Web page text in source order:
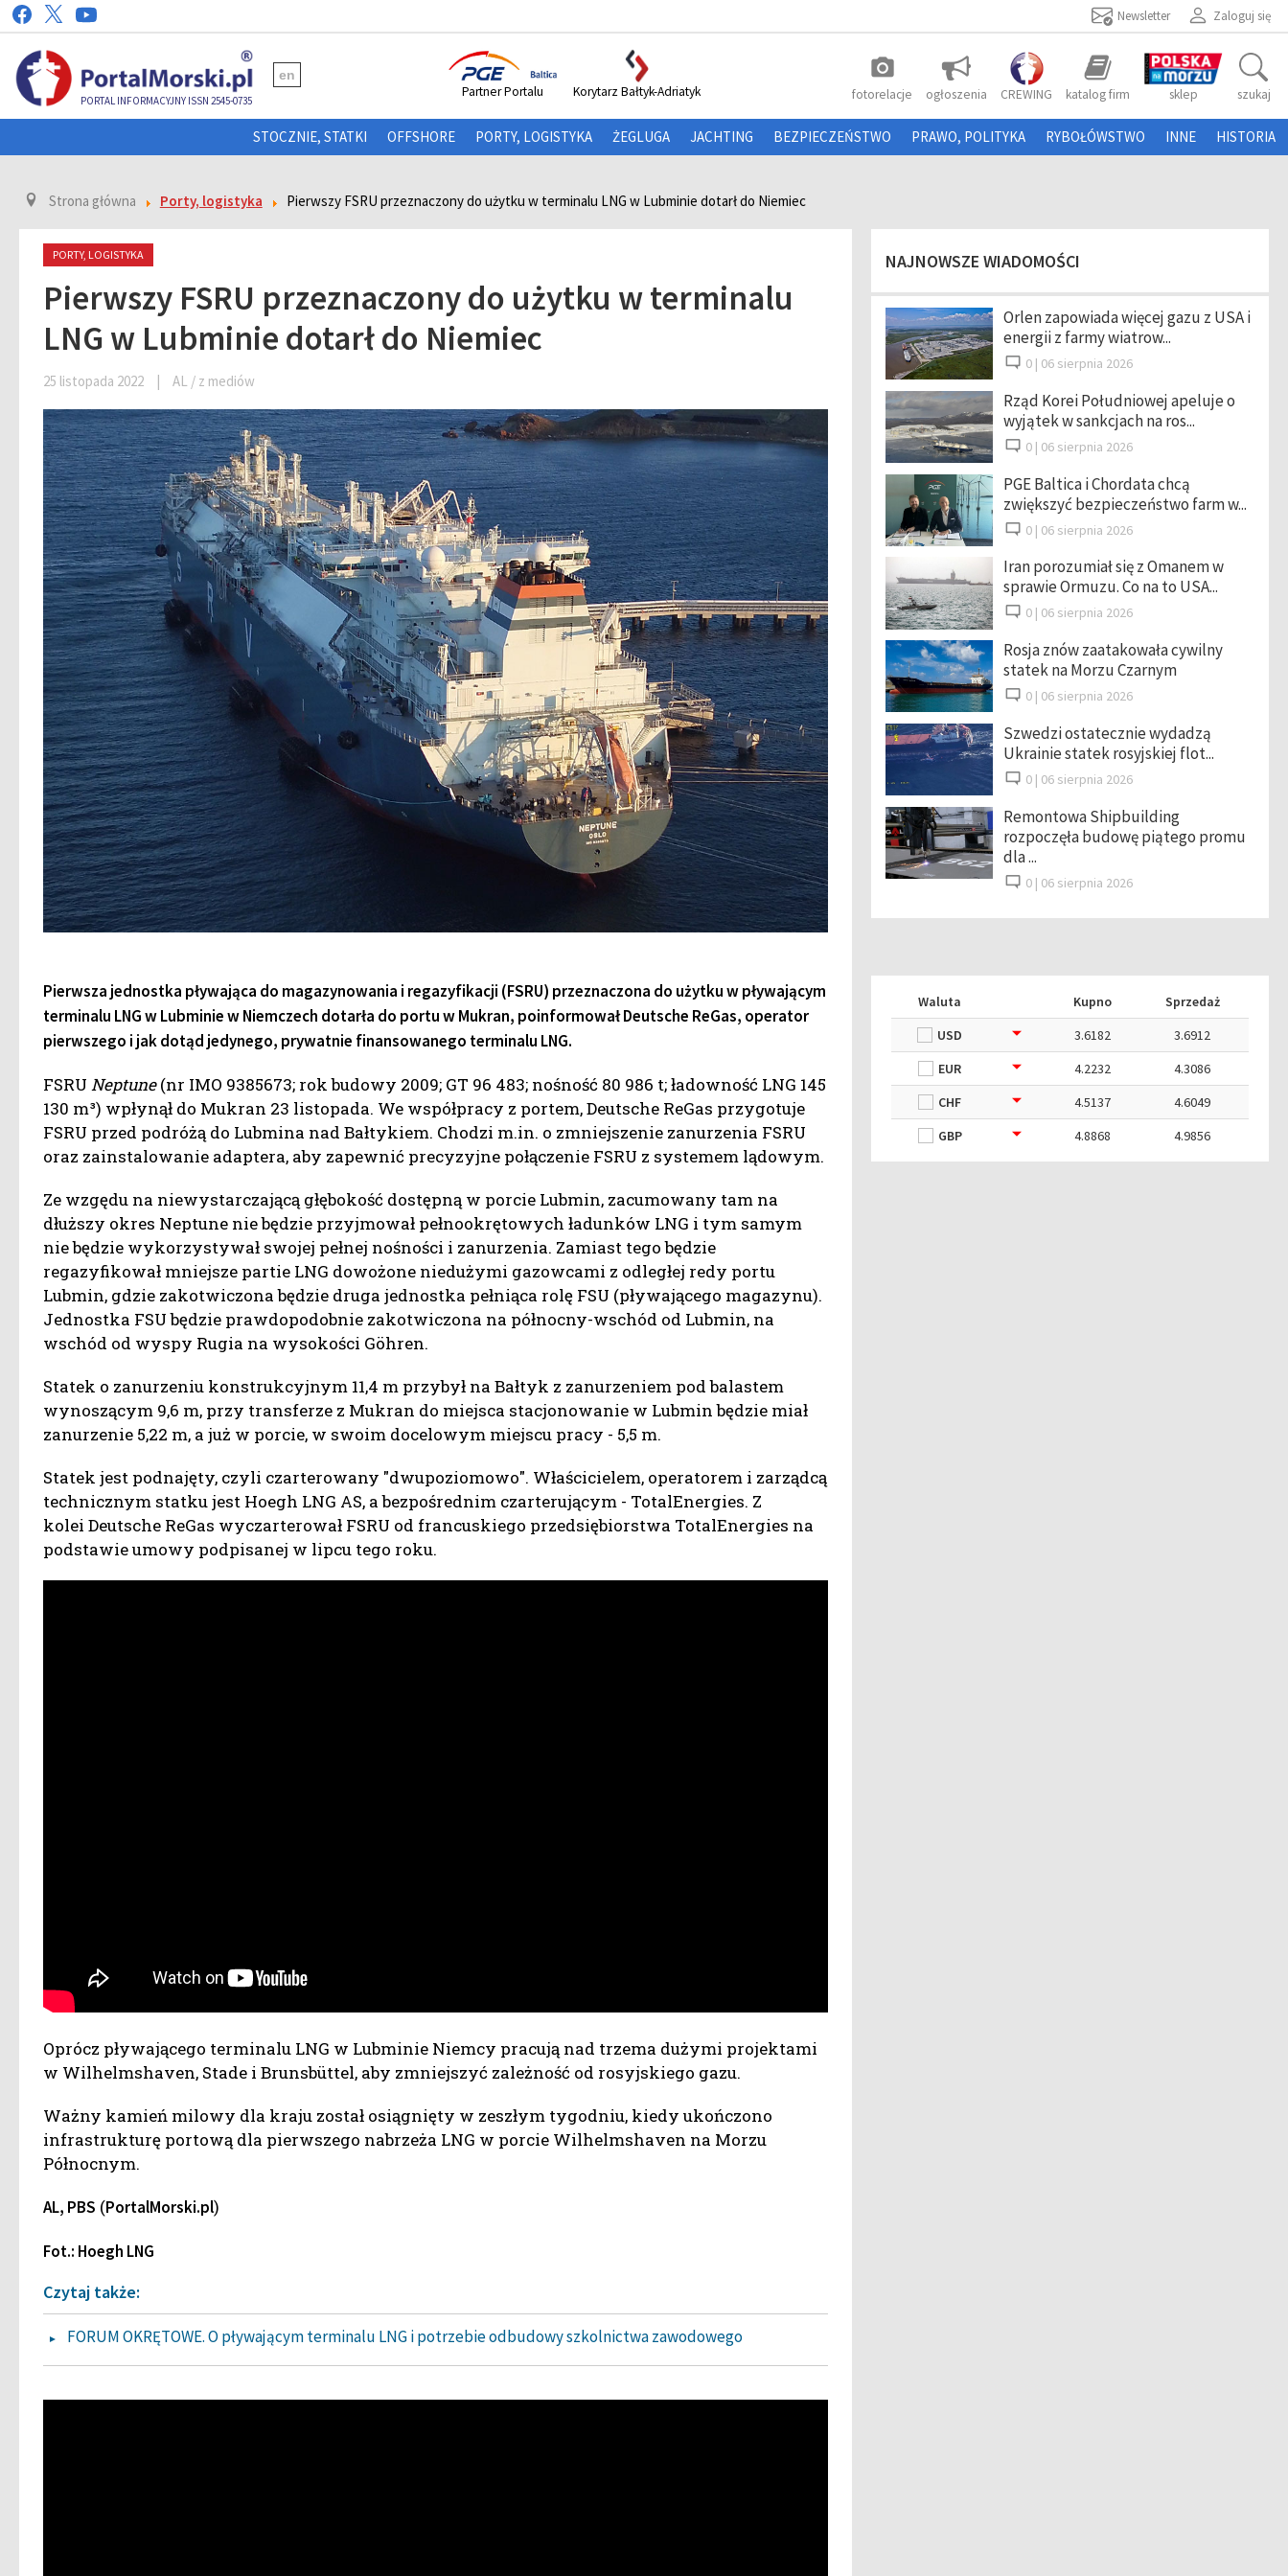
Zaloguj się
Newsletter
PORTAL INFORMACYJNY ISSN 2545-0735
en photo_camera
fotorelacje ogłoszenia CREWING katalog firm sklep szukaj
Partner Portalu Korytarz Bałtyk-Adriatyk
STOCZNIE, STATKI OFFSHORE PORTY, LOGISTYKA ŻEGLUGA JACHTING BEZPIECZEŃSTWO PRAWO, POLITYKA RYBOŁÓWSTWO INNE HISTORIA
Strona główna Porty, logistyka Pierwszy FSRU przeznaczony do użytku w terminalu LNG w Lubminie dotarł do Niemiec
PORTY, LOGISTYKA
Pierwszy FSRU przeznaczony do użytku w terminalu
LNG w Lubminie dotarł do Niemiec
25 listopada 2022 | AL / z mediów
Pierwsza jednostka pływająca do magazynowania i regazyfikacji (FSRU) przeznaczona do użytku w pływającym
terminalu LNG w Lubminie w Niemczech dotarła do portu w Mukran, poinformował Deutsche ReGas, operator
pierwszego i jak dotąd jedynego, prywatnie finansowanego terminalu LNG.
FSRU Neptune(nr IMO 9385673; rok budowy 2009; GT 96 483; nośność 80 986 t; ładowność LNG 145
130 m³) wpłynął do Mukran 23 listopada. We współpracy z portem, Deutsche ReGas przygotuje
FSRU przed podróżą do Lubmina nad Bałtykiem. Chodzi m.in. o zmniejszenie zanurzenia FSRU
oraz zainstalowanie adaptera, aby zapewnić precyzyjne połączenie FSRU z systemem lądowym.
Ze wzgędu na niewystarczającą głębokość dostępną w porcie Lubmin, zacumowany tam na
dłuższy okres Neptune nie będzie przyjmował pełnookrętowych ładunków LNG i tym samym
nie będzie wykorzystywał swojej pełnej nośności i zanurzenia. Zamiast tego będzie
regazyfikował mniejsze partie LNG dowożone niedużymi gazowcami z odległej redy portu
Lubmin, gdzie zakotwiczona będzie druga jednostka pełniąca rolę FSU (pływającego magazynu).
Jednostka FSU będzie prawdopodobnie zakotwiczona na północny-wschód od Lubmin, na
wschód od wyspy Rugia na wysokości Göhren.
Statek o zanurzeniu konstrukcyjnym 11,4 m przybył na Bałtyk z zanurzeniem pod balastem
wynoszącym 9,6 m, przy transferze z Mukran do miejsca stacjonowanie w Lubmin będzie miał
zanurzenie 5,22 m, a już w porcie, w swoim docelowym miejscu pracy - 5,5 m.
Statek jest podnajęty, czyli czarterowany "dwupoziomowo". Właścicielem, operatorem i zarządcą
technicznym statku jest Hoegh LNG AS, a bezpośrednim czarterującym - TotalEnergies. Z
kolei Deutsche ReGas wyczarterował FSRU od francuskiego przedsiębiorstwa TotalEnergies na
podstawie umowy podpisanej w lipcu tego roku.
Oprócz pływającego terminalu LNG w Lubminie Niemcy pracują nad trzema dużymi projektami
w Wilhelmshaven, Stade i Brunsbüttel, aby zmniejszyć zależność od rosyjskiego gazu.
Ważny kamień milowy dla kraju został osiągnięty w zeszłym tygodniu, kiedy ukończono
infrastrukturę portową dla pierwszego nabrzeża LNG w porcie Wilhelmshaven na Morzu
Północnym.
AL, PBS (PortalMorski.pl)
Fot.: Hoegh LNG
Czytaj także:
FORUM OKRĘTOWE. O pływającym terminalu LNG i potrzebie odbudowy szkolnictwa zawodowego
NAJNOWSZE WIADOMOŚCI
Orlen zapowiada więcej gazu z USA i
energii z farmy wiatrow...
0 | 06 sierpnia 2026
Rząd Korei Południowej apeluje o
wyjątek w sankcjach na ros...
0 | 06 sierpnia 2026
PGE Baltica i Chordata chcą
zwiększyć bezpieczeństwo farm w...
0 | 06 sierpnia 2026
Iran porozumiał się z Omanem w
sprawie Ormuzu. Co na to USA...
0 | 06 sierpnia 2026
Rosja znów zaatakowała cywilny
statek na Morzu Czarnym
0 | 06 sierpnia 2026
Szwedzi ostatecznie wydadzą
Ukrainie statek rosyjskiej flot...
0 | 06 sierpnia 2026
Remontowa Shipbuilding
rozpoczęła budowę piątego promu
dla ...
0 | 06 sierpnia 2026
Waluta Kupno
Sprzedaż
USD
3.6182
3.6912
EUR
4.2232
4.3086
CHF
4.5137
4.6049
GBP
4.8868 4.9856